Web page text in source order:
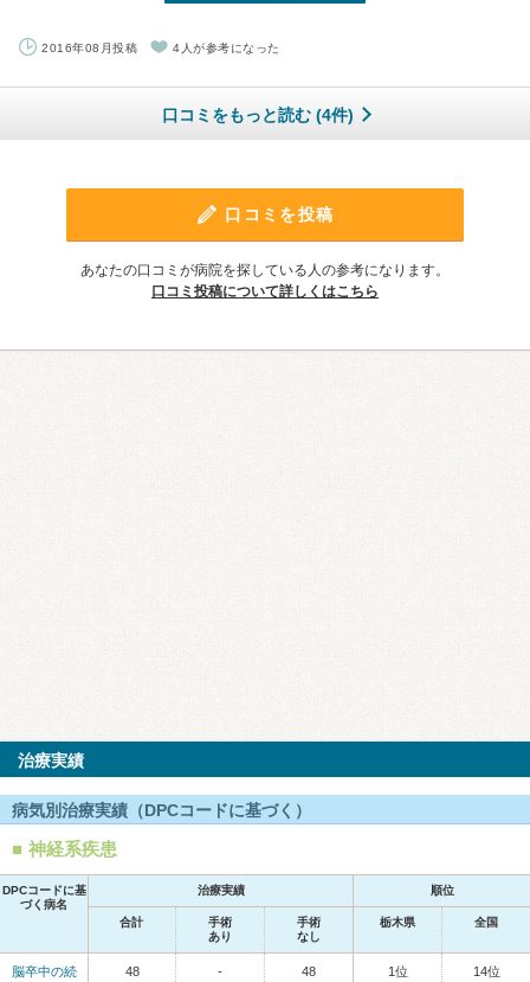
2016年08月投稿 4人が参考になった
口コミをもっと読む (4件)
口コミを投稿
あなたの口コミが病院を探している人の参考になります。
口コミ投稿について詳しくはこちら
治療実績
病気別治療実績（DPCコードに基づく）
神経系疾患
DPCコードに基
づく病名
治療実績 順位
合計
手術
あり
手術
なし
栃木県 全国
脳卒中の続
48 - 48 1位 14位